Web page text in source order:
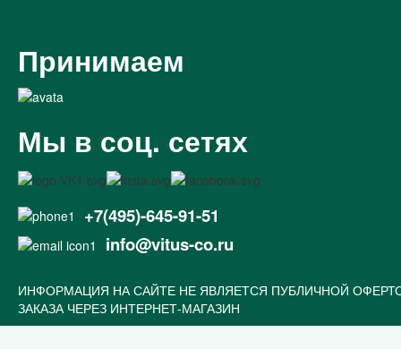
Принимаем
Мы в соц. сетях
+7(495)-645-91-51
info@vitus-co.ru
ИНФОРМАЦИЯ НА САЙТЕ НЕ ЯВЛЯЕТСЯ ПУБЛИЧНОЙ
ЗАКАЗА ЧЕРЕЗ ИНТЕРНЕТ-МАГАЗИН